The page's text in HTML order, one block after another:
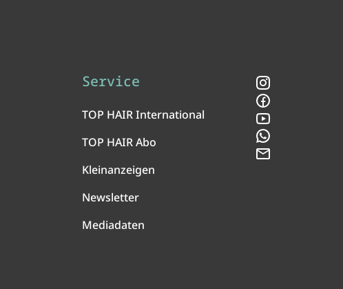
Service
TOP HAIR International
TOP HAIR Abo
Kleinanzeigen
Newsletter
Mediadaten